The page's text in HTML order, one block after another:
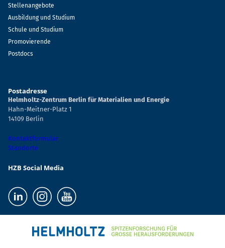
Stellenangebote
Ausbildung und Studium
Schule und Studium
Promovierende
Postdocs
Postadresse
Helmholtz-Zentrum Berlin für Materialien und Energie
Hahn-Meitner-Platz 1
14109 Berlin
Kontaktformular
Standorte
HZB Social Media